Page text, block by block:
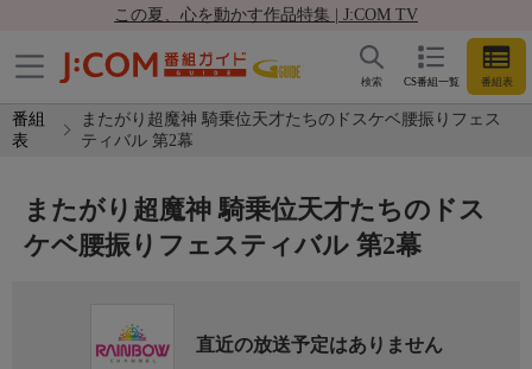
この夏、心を動かす作品特集 | J:COM TV
CS番組一覧 番組表
検索
番組
表
またがり超魔神 騎乗位天才たちのドスケベ腰振りフェス
ティバル 第2幕
またがり超魔神 騎乗位天才たちのドス
ケベ腰振りフェスティバル 第2幕
直近の放送予定はありません